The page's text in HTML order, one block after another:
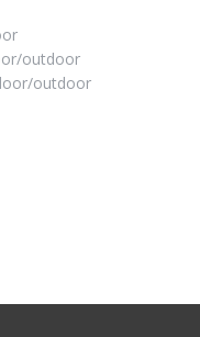
outdoor
outdoor